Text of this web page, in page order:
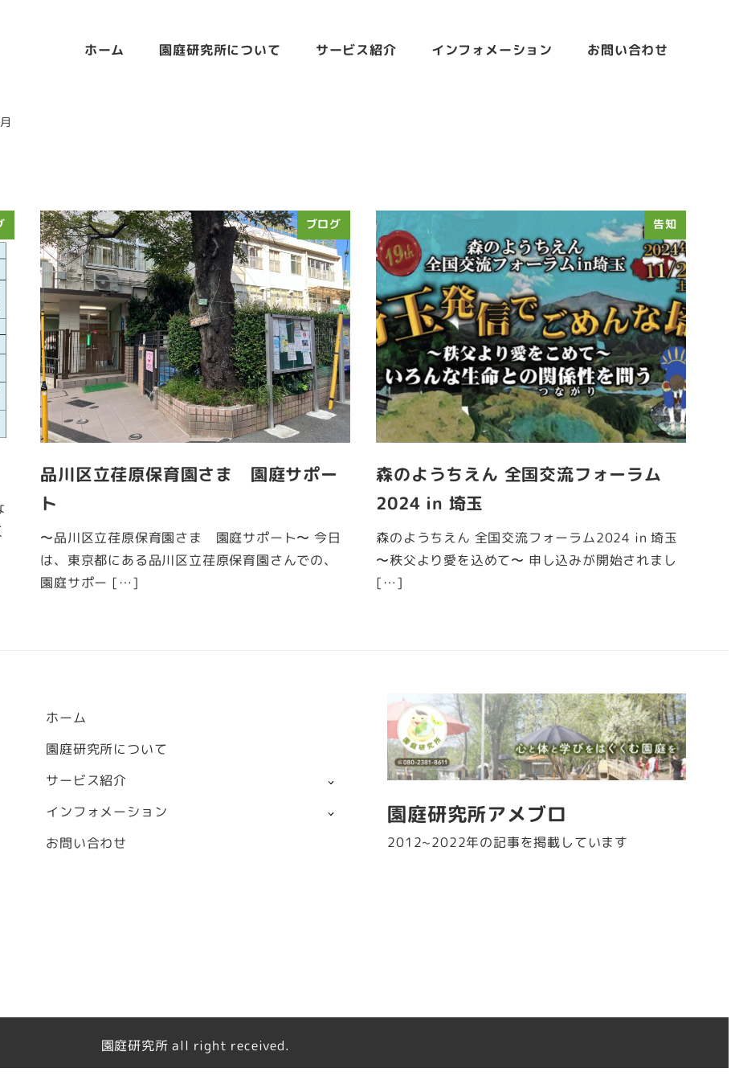
ホーム 園庭研究所について サービス紹介 インフォメーション お問い合わせ
ブログ
品川区立荏原保育園さま 園庭サポー
ト
〜品川区立荏原保育園さま 園庭サポート〜 今日
は、東京都にある品川区立荏原保育園さんでの、
園庭サポー […]
告知
森のようちえん 全国交流フォーラム
2024 in 埼玉
森のようちえん 全国交流フォーラム2024 in 埼玉
〜秩父より愛を込めて〜 申し込みが開始されまし
[…]
ホーム
園庭研究所について
サービス紹介
インフォメーション
お問い合わせ
園庭研究所アメブロ
2012~2022年の記事を掲載しています
園庭研究所 all right received.